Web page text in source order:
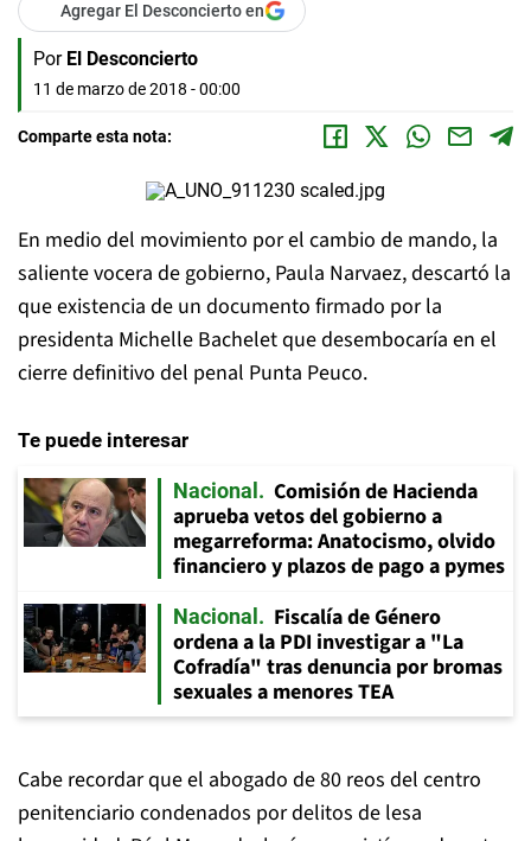
Agregar El Desconcierto en
Por El Desconcierto
11 de marzo de 2018 - 00:00
Comparte esta nota:
En medio del movimiento por el cambio de mando, la
saliente vocera de gobierno, Paula Narvaez, descartó la
que existencia de un documento firmado por la
presidenta Michelle Bachelet que desembocaría en el
cierre definitivo del penal Punta Peuco.
Te puede interesar
Nacional
Comisión de Hacienda
aprueba vetos del gobierno a
megarreforma: Anatocismo, olvido
financiero y plazos de pago a pymes
Nacional
Fiscalía de Género
ordena a la PDI investigar a "La
Cofradía" tras denuncia por bromas
sexuales a menores TEA
Cabe recordar que el abogado de 80 reos del centro
penitenciario condenados por delitos de lesa